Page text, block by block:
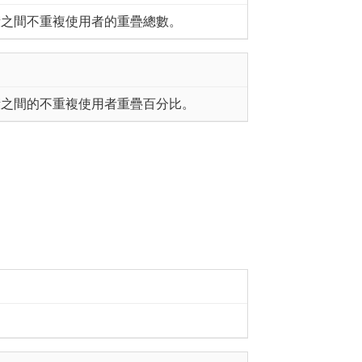
間不重複使用者的重疊總數。
間的不重複使用者重疊百分比。